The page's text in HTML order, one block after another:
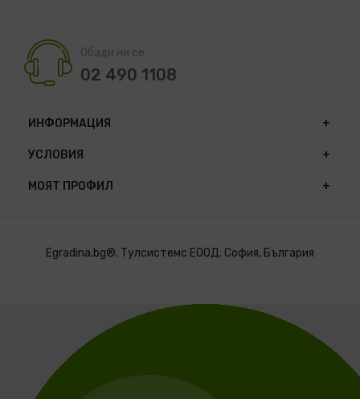
Обади ни се:
02 490 1108
ИНФОРМАЦИЯ
УСЛОВИЯ
МОЯТ ПРОФИЛ
Egradina.bg®. Тулсистемс ЕООД. София, България